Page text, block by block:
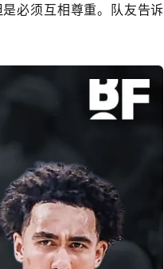
必须互相尊重。队友告诉